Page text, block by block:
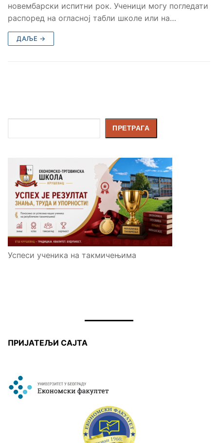
новембарски испитни рок. Ученици могу погледати
распоред на огласној табли школе или на…
ДАЉЕ →
ПРЕТРАГА
Успеси ученика на такмичењима
ПРИЈАТЕЉИ САЈТА